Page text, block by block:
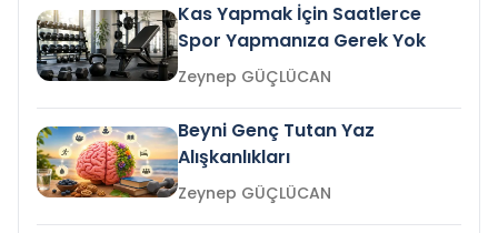
Kas Yapmak İçin Saatlerce
Spor Yapmanıza Gerek Yok
Zeynep GÜÇLÜCAN
Beyni Genç Tutan Yaz
Alışkanlıkları
Zeynep GÜÇLÜCAN